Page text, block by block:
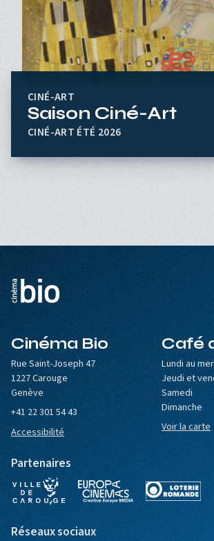
CINÉ-ART
Saison Ciné-Art
CINÉ-ART ÉTÉ 2026
Cinéma Bio
Rue Saint-Joseph 47
1227 Carouge
Genève
+41 22 301 54 43
Accessibilité
Café
Lundi au
Jeudi et
Voir la carte
Partenaires
Réseaux sociaux